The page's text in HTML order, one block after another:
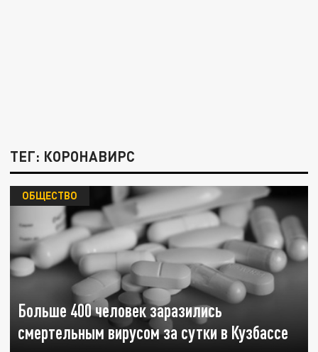
ТЕГ: КОРОНАВИРС
Больше 400 человек заразились
смертельным вирусом за сутки в Кузбассе
ОБЩЕСТВО